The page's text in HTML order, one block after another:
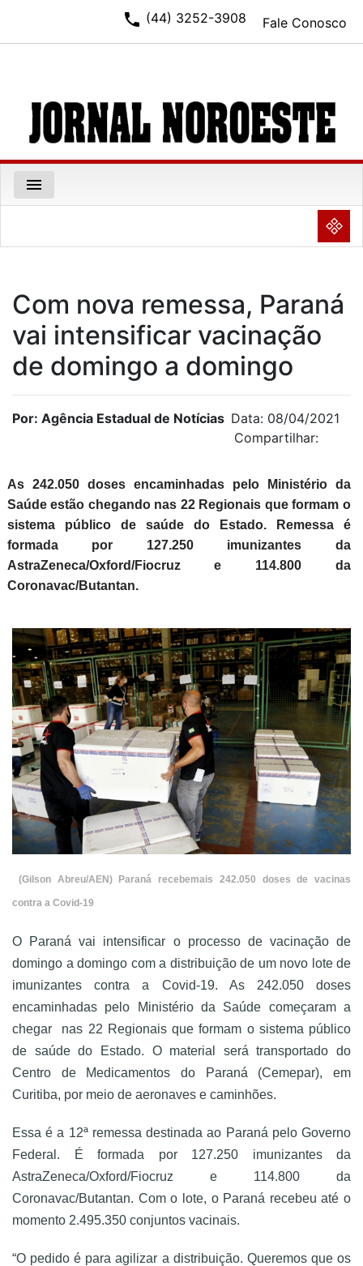
Fale Conosco
phone (44) 3252-3908
menu
NULL
Com nova remessa, Paraná
vai intensificar vacinação
de domingo a domingo
Por: Agência Estadual de Notícias Data: 08/04/2021
Compartilhar:
As 242.050 doses encaminhadas pelo Ministério da
Saúde estão chegando nas 22 Regionais que formam o
sistema público de saúde do Estado. Remessa é
formada por 127.250 imunizantes da
AstraZeneca/Oxford/Fiocruz e 114.800 da
Coronavac/Butantan.
(Gilson Abreu/AEN) Paraná recebemais 242.050 doses de vacinas
contra a Covid-19
O Paraná vai intensificar o processo de vacinação de
domingo a domingo com a distribuição de um novo lote de
imunizantes contra a Covid-19. As 242.050 doses
encaminhadas pelo Ministério da Saúde começaram a
chegar
nas 22 Regionais que formam o sistema público
de saúde do Estado. O material será transportado do
Centro de Medicamentos do Paraná (Cemepar), em
Curitiba, por meio de aeronaves e caminhões.
Essa é a 12ª remessa destinada ao Paraná pelo Governo
Federal. É formada por 127.250 imunizantes da
AstraZeneca/Oxford/Fiocruz e 114.800 da
Coronavac/Butantan. Com o lote, o Paraná recebeu até o
momento 2.495.350 conjuntos vacinais.
“O pedido é para agilizar a distribuição. Queremos que os